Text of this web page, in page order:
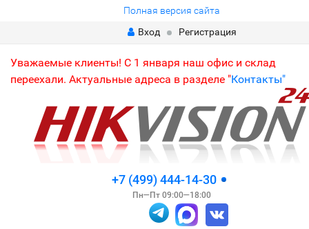
Полная версия сайта
Вход
Регистрация
Уважаемые клиенты! С 1 января наш офис и склад
переехали. Актуальные адреса в разделе "Контакты"
+7 (499) 444-14-30
Пн—Пт 09:00—18:00